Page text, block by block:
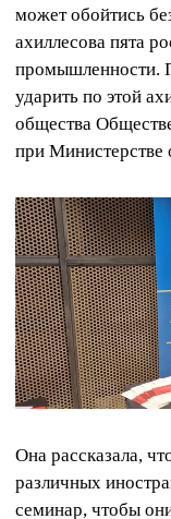
может обойтись
ахиллесова пята
промышленности.
ударить по этой
общества
при Министерстве
Она рассказала,
различных
семинар, чтобы